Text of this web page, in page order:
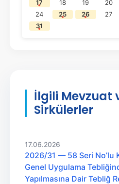
17 18 19 20
24
25 26 27
31
İlgili Mevzuat
Sirkülerler
17.06.2026
2026/31 — 58 Seri No’lu
Genel Uygulama
Yapılmasına Dair Tebliğ